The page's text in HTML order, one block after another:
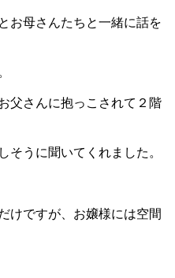
お母さんたちと一緒に話を
父さんに抱っこされて２階
そうに聞いてくれました。
けですが、お嬢様には空間